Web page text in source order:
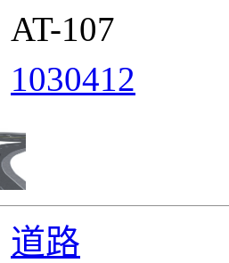
107
1030412
道路